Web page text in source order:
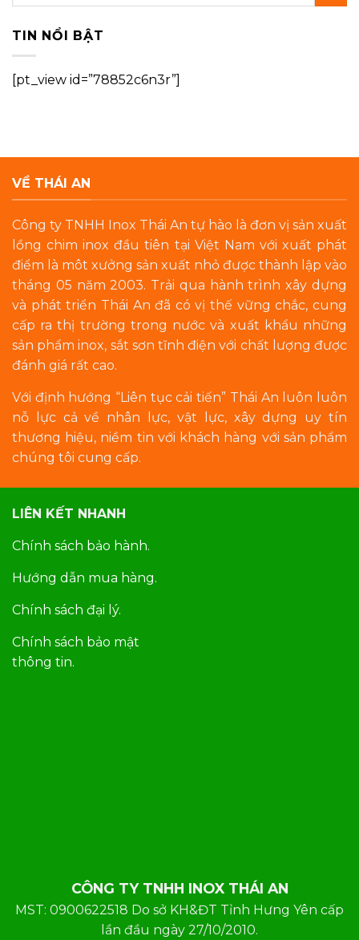
TIN NỔI BẬT
[pt_view id=”78852c6n3r”]
VỀ THÁI AN
Công ty TNHH Inox Thái An tự hào là đơn vị sản xuất
lồng chim inox đầu tiên tại Việt Nam với xuất phát
điểm là môt xưởng sản xuất nhỏ được thành lập vào
tháng 05 năm 2003. Trải qua hành trình xây dựng
và phát triển Thái An đã có vị thế vững chắc, cung
cấp ra thị trường trong nước và xuất khẩu những
sản phẩm inox, sắt sơn tĩnh điện với chất lượng được
đánh giá rất cao.
Với định hướng “Liên tục cải tiến” Thái An luôn luôn
nỗ lực cả về nhân lực, vật lực, xây dựng uy tín
thương hiệu, niềm tin với khách hàng với sản phẩm
chúng tôi cung cấp.
LIÊN KẾT NHANH
Chính sách bảo hành.
Hướng dẫn mua hàng.
Chính sách đại lý.
Chính sách bảo mật
thông tin.
CÔNG TY TNHH INOX THÁI AN
MST: 0900622518 Do sở KH&ĐT Tỉnh Hưng Yên cấp
lần đầu ngày 27/10/2010.